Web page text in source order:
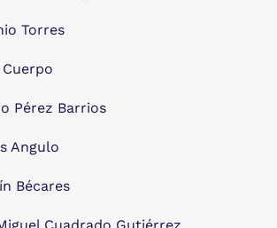
Torres
Pérez Barrios
Angulo
Bécares
Cuadrado Gutiérrez